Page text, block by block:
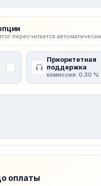
пересчитается автоматически
Приоритетная
поддержка
комиссия: 0.30 %
оплаты